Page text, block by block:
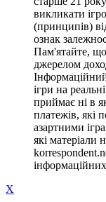
викликати
(принципів)
ознак
Пам'ятайте, що
джерелом
ігри на
приймає ні в
платежів, які
азартними
які матеріали
X